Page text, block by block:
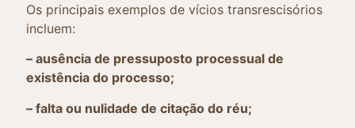
Os principais exemplos de vícios transrescisórios
incluem:
– ausência de pressuposto processual de
existência do processo;
– falta ou nulidade de citação do réu;